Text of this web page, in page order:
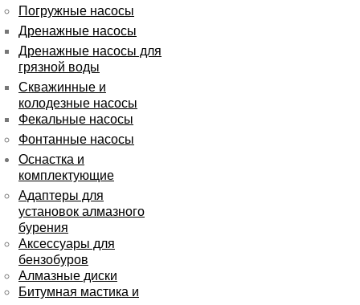
Погружные насосы
Дренажные насосы
Дренажные насосы для
грязной воды
Скважинные и
колодезные насосы
Фекальные насосы
Фонтанные насосы
Оснастка и
комплектующие
Адаптеры для
установок алмазного
бурения
Аксессуары для
бензобуров
Алмазные диски
Битумная мастика и